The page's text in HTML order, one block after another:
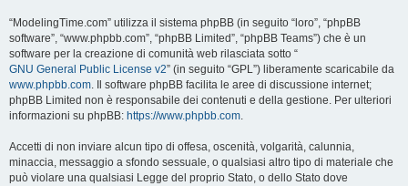
“ModelingTime.com” utilizza il sistema phpBB (in seguito “loro”, “phpBB
software”, “www.phpbb.com”, “phpBB Limited”, “phpBB Teams”) che è un
software per la creazione di comunità web rilasciata sotto “
GNU General Public License v2” (in seguito “GPL”) liberamente scaricabile da
www.phpbb.com. Il software phpBB facilita le aree di discussione internet;
phpBB Limited non è responsabile dei contenuti e della gestione. Per ulteriori
informazioni su phpBB: https://www.phpbb.com.
Accetti di non inviare alcun tipo di offesa, oscenità, volgarità, calunnia,
minaccia, messaggio a sfondo sessuale, o qualsiasi altro tipo di materiale che
può violare una qualsiasi Legge del proprio Stato, o dello Stato dove